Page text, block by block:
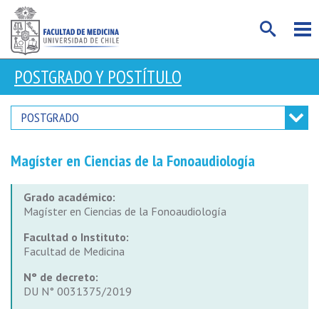
POSTGRADO Y POSTÍTULO
POSTGRADO
Magíster en Ciencias de la Fonoaudiología
Grado académico:
Magíster en Ciencias de la Fonoaudiología
Facultad o Instituto:
Facultad de Medicina
N° de decreto:
DU N° 0031375/2019